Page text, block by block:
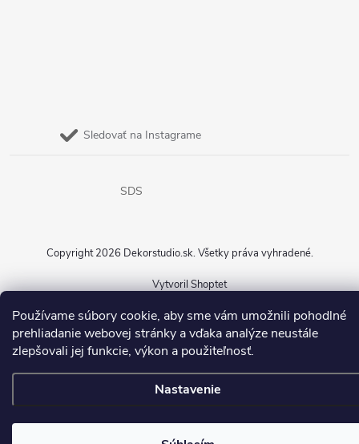
Používame súbory cookie, aby sme vám umožnili pohodlné
prehliadanie webovej stránky a vďaka analýze neustále
zlepšovali jej funkcie, výkon a použiteľnosť.
Nastavenie
Sledovať na Instagrame
SDS
Vytvoril Shoptet
Copyright 2026 Dekorstudio.sk. Všetky práva vyhradené.